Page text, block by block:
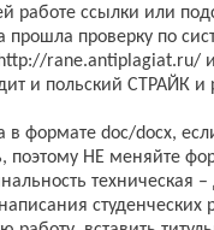
работе ссылки или
прошла проверку по
rane.antiplagiat.ru/ и
и польский СТРАЙК
в формате doc/docx,
поэтому НЕ меняйте
техническая
студенческих